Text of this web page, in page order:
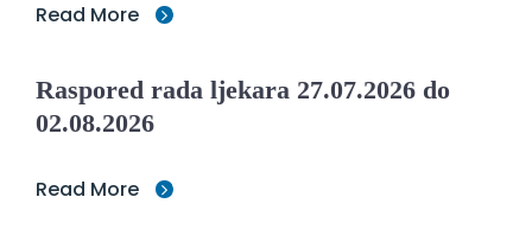
Read More
Raspored rada ljekara 27.07.2026 do
02.08.2026
Read More